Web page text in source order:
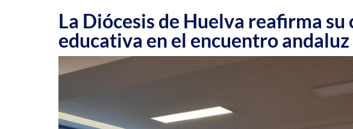
La Diócesis de Huelva reafirma
educativa en el encuentro